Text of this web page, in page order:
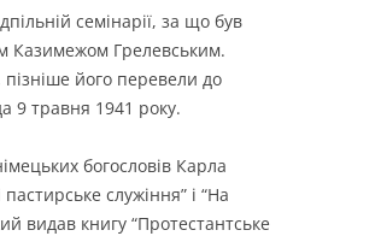
семінарії, за що був
Казимежом Грелевським.
його перевели до
9 травня 1941 року.
богословів Карла
служіння” і “На
видав книгу “Протестантське